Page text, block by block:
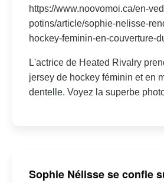
https://www.noovomoi.ca/en-
potins/article/sophie-nelisse-
hockey-feminin-en-couverture-
L'actrice de Heated Rivalry
jersey de hockey féminin et en
dentelle. Voyez la superbe
Sophie Nélisse se confie